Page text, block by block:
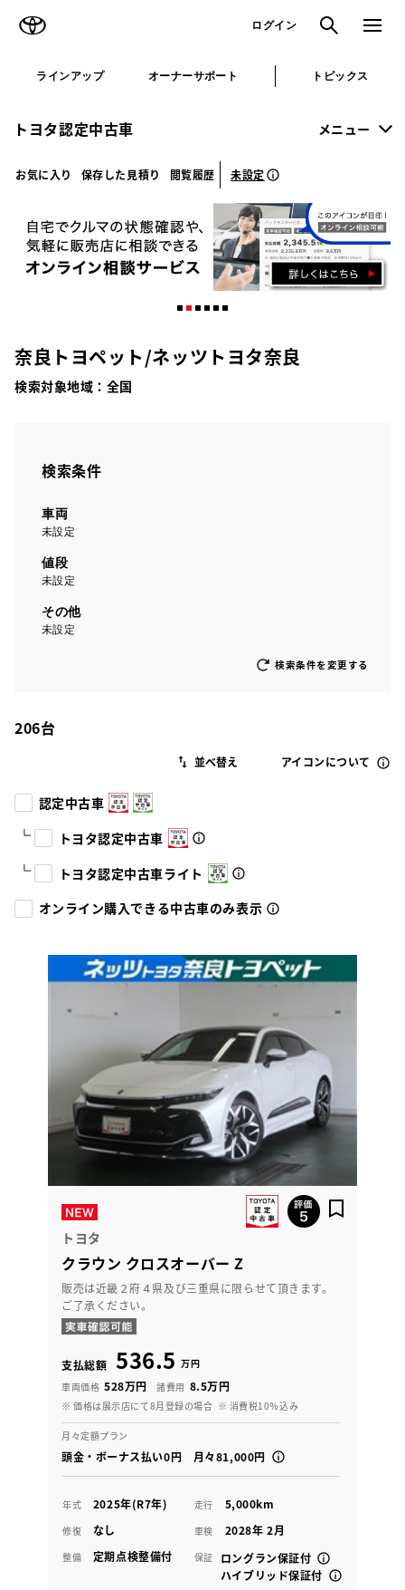
ログイン 検索 メニュ
ラインアップ オーナーサポート トピックス
トヨタ認定中古車 メニュー
お気に入り 保存した見積り 閲覧履歴 未設定
奈良トヨペット/ネッツトヨタ奈良
検索対象地域： 全国
検索条件
車両
未設定
値段
未設定
その他
未設定
検索条件を変更する
206台
アイコンについて
認定中古車
トヨタ認定中古車
トヨタ認定中古車ライト
オンライン購入できる中古車のみ表示
トヨタ
クラウン クロスオーバー Z
販売は近畿２府４県及び三重県に限らせて頂きます。
ご了承ください。
支払総額 536.5 万円
車両価格 528万円 諸費用 8.5万円
※ 価格は展示店にて8月登録の場合 ※ 消費税10％込み
月々定額プラン
頭金・ボーナス払い0円 月々81,000円
年式 2025年(R7年) 走行 5,000km
修復 なし 車検 2028年 2月
整備 定期点検整備付 保証
ロングラン保証付
ハイブリッド保証付